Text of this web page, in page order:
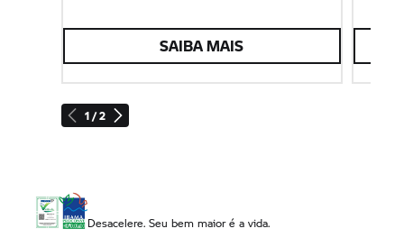
1 / 2
SAIBA MAIS
Desacelere. Seu bem maior é a vida.